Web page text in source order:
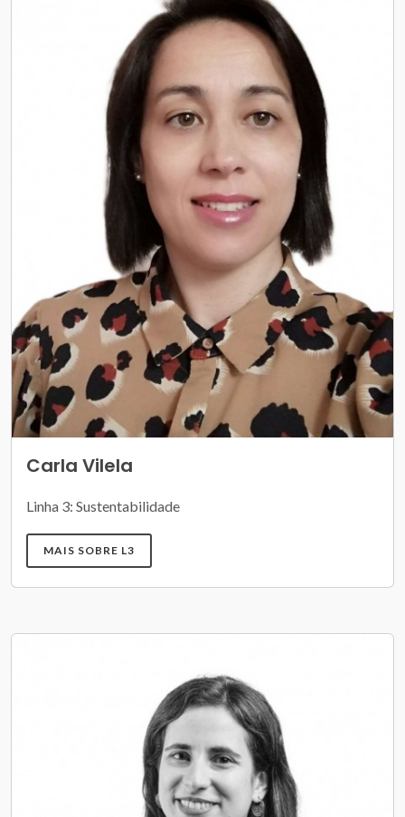
Carla Vilela
Linha 3: Sustentabilidade
MAIS SOBRE L3